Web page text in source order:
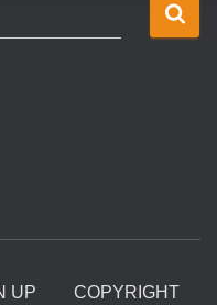
UP COPYRIGHT